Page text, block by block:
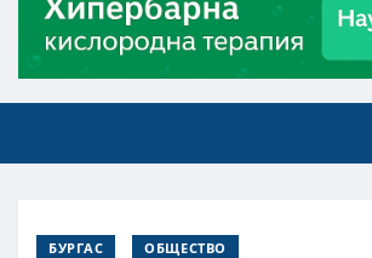
БУРГАС ОБЩЕСТВО